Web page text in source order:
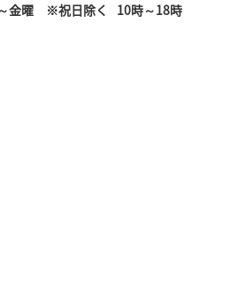
金曜 ※祝日除く 10時～18時